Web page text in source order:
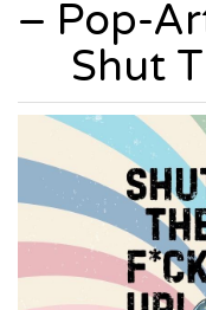
פד לעכבר רטרו Pop-Art –